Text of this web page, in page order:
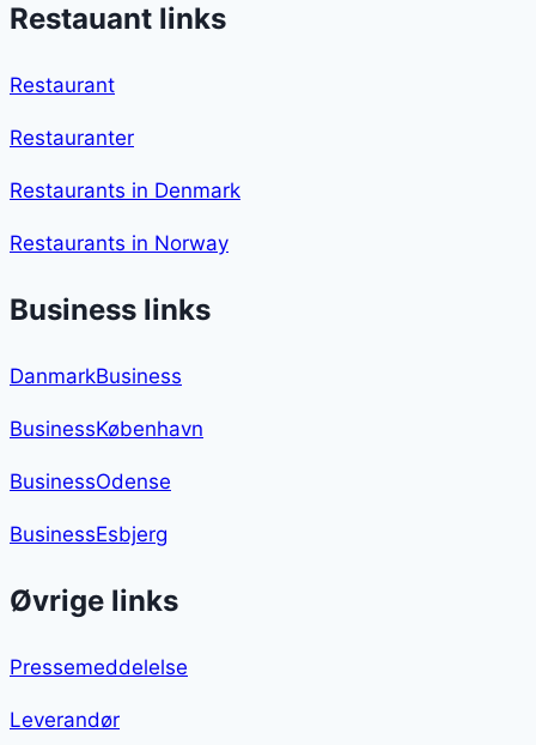
Restauant links
Restaurant
Restauranter
Restaurants in Denmark
Restaurants in Norway
Business links
DanmarkBusiness
BusinessKøbenhavn
BusinessOdense
BusinessEsbjerg
Øvrige links
Pressemeddelelse
Leverandør